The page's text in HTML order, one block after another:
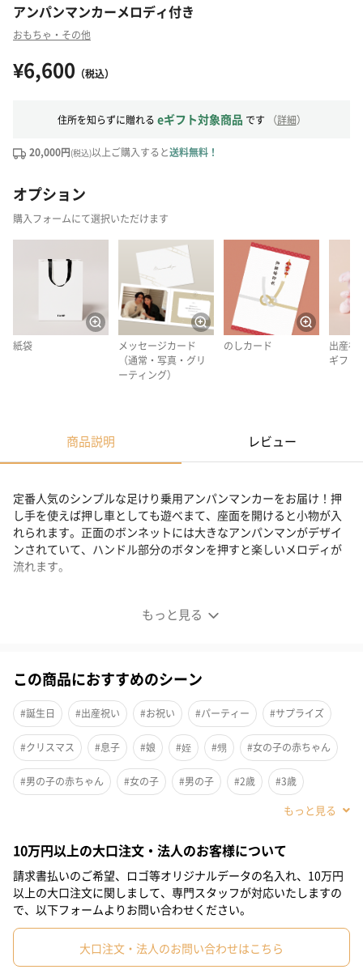
アンパンマンカーメロディ付き
おもちゃ・その他
¥6,600 （税込）
住所を知らずに贈れる eギフト対象商品 です （詳細）
20,000円(税込)以上ご購入すると送料無料！
オプション
購入フォームにて選択いただけます
紙袋
メッセージカード
（通常・写真・グリ
ーティング）
のしカード
出産祝
ギフト
商品説明 レビュー
もっと見る
定番人気のシンプルな足けり乗用アンパンマンカーをお届け！押
し手を使えば押し車としても遊べまて、座面を開けると小物が入
れられます。正面のボンネットには大きなアンパンマンがデザイ
ンされていて、ハンドル部分のボタンを押すと楽しいメロディが
流れます。
定番人気！アンパンマンカー
定番人気のシンプルな足けり乗用アンパンマンカーになります！
押し手を使えば押し車としても遊べます。
座面を開けると小物が入れられます。
正面のボンネットには大きなアンパンマンがデザインされており
ハンドル部分のボタンを押すとメロディが流れます。
この商品におすすめのシーン
#誕生日 #出産祝い #お祝い #パーティー #サプライズ
#クリスマス #息子 #娘 #姪 #甥 #女の子の赤ちゃん
#男の子の赤ちゃん #女の子 #男の子 #2歳 #3歳
10万円以上の大口注文・法人のお客様について
請求書払いのご希望、ロゴ等オリジナルデータの名入れ、10万円
以上の大口注文に関しまして、専門スタッフが対応いたしますの
で、以下フォームよりお問い合わせください。
大口注文・法人のお問い合わせはこちら